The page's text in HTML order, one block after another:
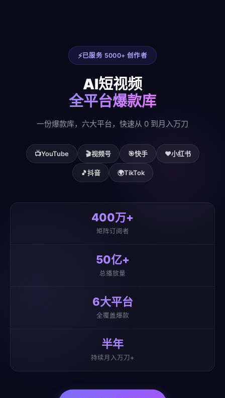
已服务 5000+ 创作者
AI短视频
全平台爆款库
一份爆款库，六大平台，快速从 0 到月入万刀
📺YouTube 🎬视频号 🎯快手 ❤️小红书
🎵抖音 🌍TikTok
400万+
矩阵订阅者
50亿+
总播放量
6大平台
全覆盖爆款
半年
持续月入万刀+